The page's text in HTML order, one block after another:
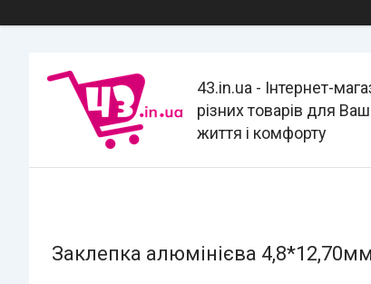
43.in.ua - Інтернет-
різних товарів для
життя і комфорту
Заклепка алюмінієва